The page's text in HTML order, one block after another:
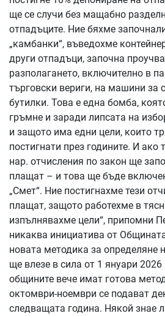
ще се случи без мащабно
отпадъците. Ние бяхме
„камбанки“, въведохме
други отпадъци, започна
разполагането, включително в
търговски вериги, на машини за
бутилки. Това е една бомба,
гръмне и заради липсата на
и защото има едни цели, които
постигнати през годините. И ако
нар. отчисления по закон ще
плащат – и това ще бъде
„Смет“. Ние постигнахме тези
плащат, защото работехме в
изпълнявахме цели“, припомни
никаква инициатива от
новата методика за определяне
ще влезе в сила от 1 януари 2026
общините вече имат готова
октомври-ноември се подават
следващата година. Някой знае